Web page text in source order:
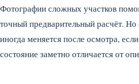
Фотографии сложных участков
точный предварительный расчёт. Но
иногда меняется после осмотра,
состояние заметно отличается от